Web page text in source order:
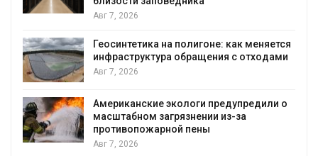
Авг 7, 2026
Геосинтетика на полигоне: как меняется
инфраструктура обращения с отходами
Авг 7, 2026
Американские экологи предупредили о
масштабном загрязнении из-за
противопожарной пены
Авг 7, 2026